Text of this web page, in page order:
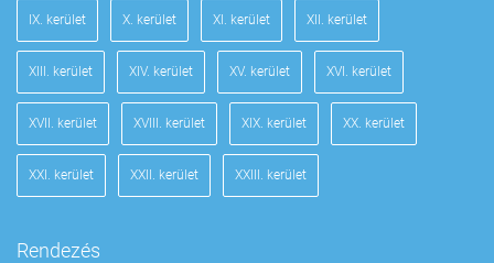
IX. kerület X. kerület XI. kerület XII. kerület
XIII. kerület XIV. kerület XV. kerület XVI. kerület
XVII. kerület XVIII. kerület XIX. kerület XX. kerület
XXI. kerület XXII. kerület XXIII. kerület
Rendezés